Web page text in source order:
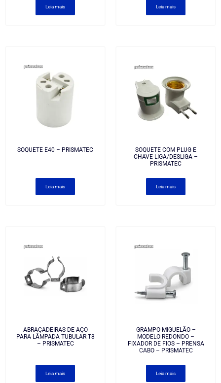
Leia mais Leia mais
SOQUETE E40 – PRISMATEC
Leia mais
SOQUETE COM PLUG E
CHAVE LIGA/DESLIGA –
PRISMATEC
Leia mais
ABRAÇADEIRAS DE AÇO
PARA LÂMPADA TUBULAR T8
– PRISMATEC
Leia mais
GRAMPO MIGUELÃO –
MODELO REDONDO –
FIXADOR DE FIOS – PRENSA
CABO – PRISMATEC
Leia mais